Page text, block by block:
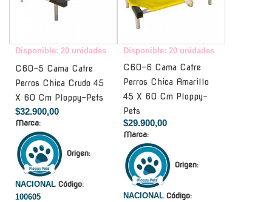
Disponible: 20 unidades
C60-5 Cama Catre
Perros Chica Crudo 45
X 60 Cm Ploppy-Pets
$32.900,00
Marca:
Origen:
NACIONAL Código:
100605
Disponible: 20 unidades
C60-6 Cama Catre
Perros Chica Amarillo
45 X 60 Cm Ploppy-
Pets
$29.900,00
Marca:
Origen:
NACIONAL Código: